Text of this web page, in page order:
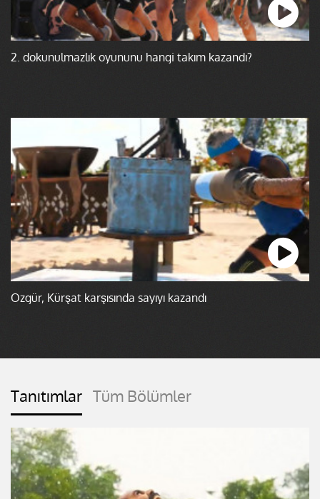
2. dokunulmazlık oyununu hangi takım kazandı?
Özgür, Kürşat karşısında sayıyı kazandı
Tanıtımlar Tüm Bölümler